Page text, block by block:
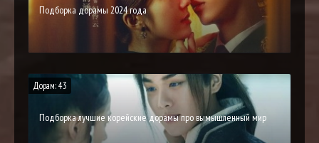
Подборка дорамы 2024 года
Дорам: 43
Подборка лучшие корейские дорамы про вымышленный мир